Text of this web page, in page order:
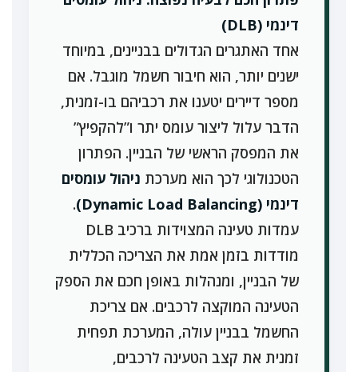
דינמי (DLB)
אחד האתגרים הגדולים בבניינים, במיוחד
ישנים יותר, הוא חיבור חשמל מוגבל. אם
מספר דיירים יטענו את רכביהם בו-זמנית,
הדבר עלול ליצור עומס יתר ו”להקפיץ”
את המפסק הראשי של הבניין. הפתרון
הטכנולוגי לכך הוא מערכת ניהול עומסים
דינמי (Dynamic Load Balancing)
.
עמדות טעינה המצוידות ברכיב DLB
מודדות בזמן אמת את הצריכה הכללית
של הבניין, ומנהלות באופן חכם את הספק
הטעינה המוקצה לרכבים. אם צריכת
החשמל בבניין עולה, המערכת תפחית
זמנית את קצב הטעינה לרכבים,